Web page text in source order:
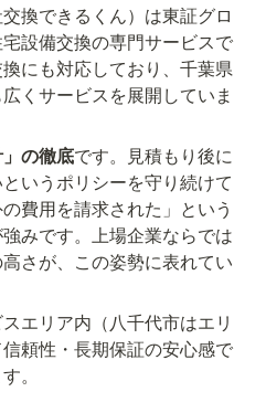
換できるくん）は東証グロ
設備交換の専門サービスで
にも対応しており、千葉県
くサービスを展開していま
」の徹底です。見積もり後に
いうポリシーを守り続けて
費用を請求された」という
みです。上場企業ならでは
さが、この姿勢に表れてい
エリア内（八千代市はエリ
頼性・長期保証の安心感で
。